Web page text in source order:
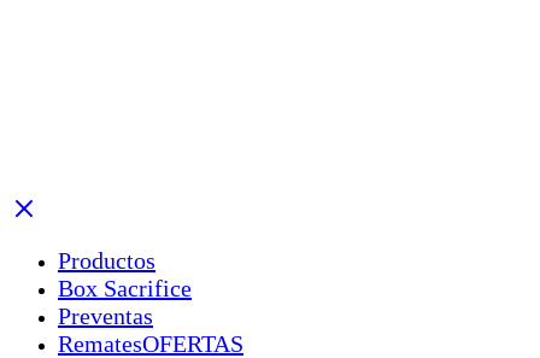
Productos
Box Sacrifice
Preventas
RematesOFERTAS